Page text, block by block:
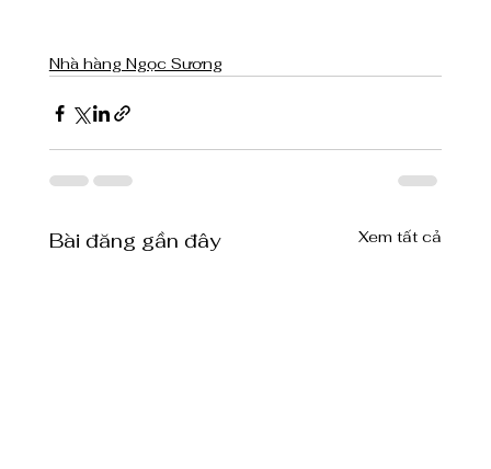
Nhà hàng Ngọc Sương
Bài đăng gần đây Xem tất cả